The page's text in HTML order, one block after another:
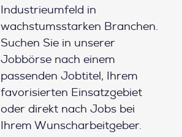
Industrieumfeld in
wachstumsstarken Branchen.
Suchen Sie in unserer
Jobbörse nach einem
passenden Jobtitel, Ihrem
favorisierten Einsatzgebiet
oder direkt nach Jobs bei
Ihrem Wunscharbeitgeber.